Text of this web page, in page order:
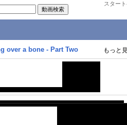
スター
over a bone - Part Two もっと